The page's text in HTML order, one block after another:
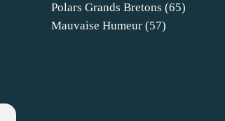
Polars Grands Bretons (65)
Mauvaise Humeur (57)